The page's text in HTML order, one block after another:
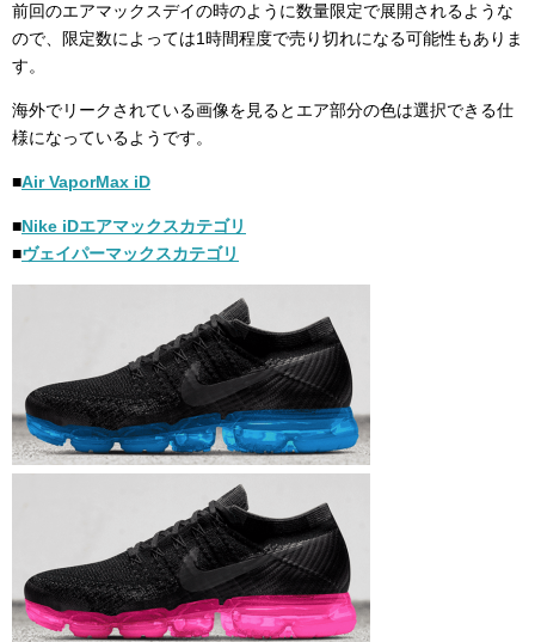
前回のエアマックスデイの時のように数量限定で展開されるような
ので、限定数によっては1時間程度で売り切れになる可能性もありま
す。
海外でリークされている画像を見るとエア部分の色は選択できる仕
様になっているようです。
■Air VaporMax iD
■Nike iDエアマックスカテゴリ
■ヴェイパーマックスカテゴリ